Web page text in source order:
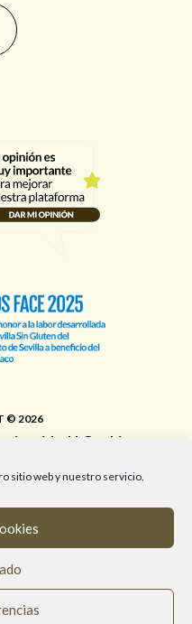
sitio web y nuestro servicio.
© 2026
| Cookies
/ #RedSevillaSinGluten
/